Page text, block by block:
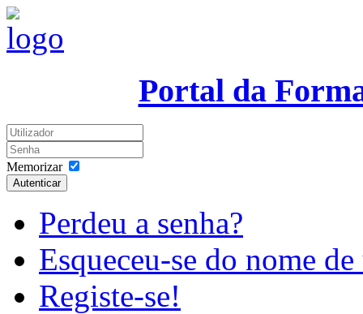
Portal da
Memorizar
Autenticar
Perdeu a senha?
Esqueceu-se do nome
Registe-se!